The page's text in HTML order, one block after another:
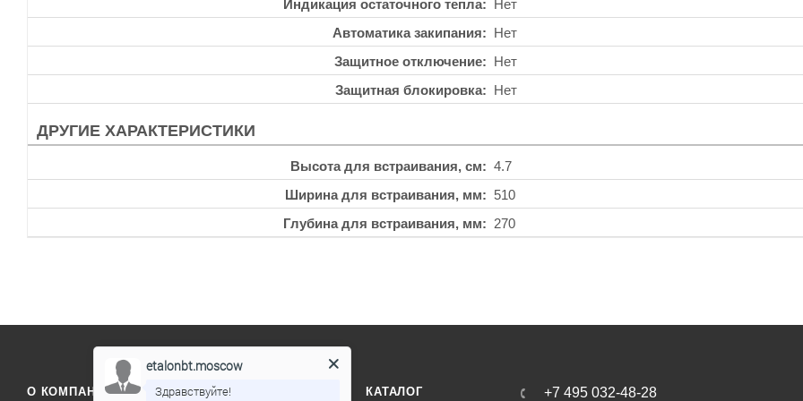
Индикация остаточного тепла
Нет
Автоматика закипания
Нет
Защитное отключение
Нет
Защитная блокировка
Нет
ДРУГИЕ ХАРАКТЕРИСТИКИ
Высота для встраивания, см
4.7
Ширина для встраивания, мм
510
Глубина для встраивания, мм
270
О КОМПАНИИ ОТЗЫВЫ КАТАЛОГ +7 495 032-48-28
etalonbt.moscow
Здравствуйте!